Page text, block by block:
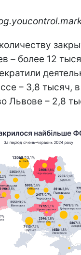
– более 12
– 3,8 тысяч,
Львове – 2,8